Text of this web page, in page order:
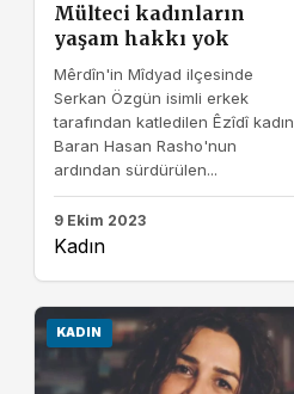
Mülteci kadınların
yaşam hakkı yok
Mêrdîn'in Mîdyad ilçesinde
Serkan Özgün isimli erkek
tarafından katledilen Êzîdî kadın
Baran Hasan Rasho'nun
ardından sürdürülen...
9 Ekim 2023
Kadın
KADIN